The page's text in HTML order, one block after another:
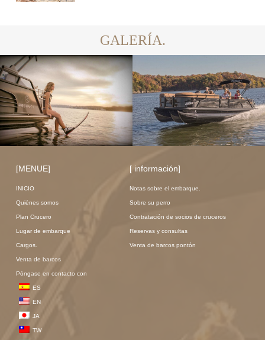
GALERÍA.
[MENUE]
INICIO
Quiénes somos
Plan Crucero
Lugar de embarque
Cargos.
Venta de barcos
Póngase en contacto con
ES
EN
JA
TW
[ información]
Notas sobre el embarque.
Sobre su perro
Contratación de socios de cruceros
Reservas y consultas
Venta de barcos pontón